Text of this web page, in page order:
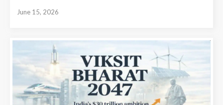
June 15, 2026